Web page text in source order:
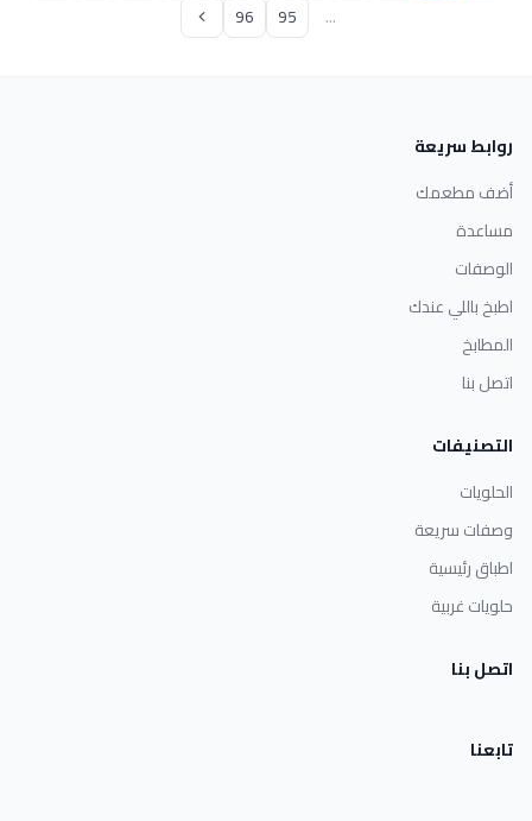
...
95
96
روابط سريعة
أضف مطعمك
مساعدة
الوصفات
اطبخ باللي عندك
المطابخ
اتصل بنا
التصنيفات
الحلويات
وصفات سريعة
اطباق رئيسية
حلويات غربية
اتصل بنا
تابعنا